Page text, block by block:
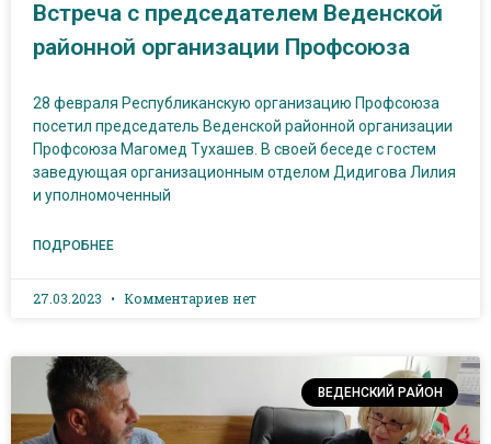
Встреча с председателем Веденской
районной организации Профсоюза
28 февраля Республиканскую организацию Профсоюза
посетил председатель Веденской районной организации
Профсоюза Магомед Тухашев. В своей беседе с гостем
заведующая организационным отделом Дидигова Лилия
и уполномоченный
ПОДРОБНЕЕ
27.03.2023 Комментариев нет
ВЕДЕНСКИЙ РАЙОН